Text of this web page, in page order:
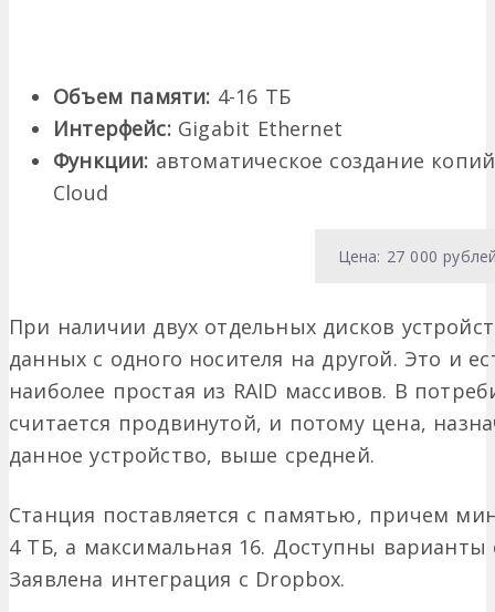
Объем памяти: 4-16 ТБ
Интерфейс:Gigabit Ethernet
Функции: автоматическое создание
Cloud
Цена: 27 000
При наличии двух отдельных дисков
данных с одного носителя на другой. Это и
наиболее простая из RAID массивов. В
считается продвинутой, и потому цена,
данное устройство, выше средней.
Станция поставляется с памятью, причем
4 ТБ, а максимальная 16. Доступны
Заявлена интеграция с Dropbox.